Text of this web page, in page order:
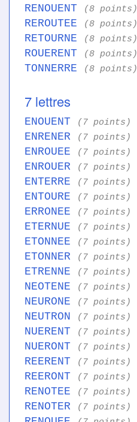
RENOUENT (8 points)
REROUTEE (8 points)
RETOURNE (8 points)
ROUERENT (8 points)
TONNERRE (8 points)
7 lettres
ENOUENT (7 points)
ENRENER (7 points)
ENROUEE (7 points)
ENROUER (7 points)
ENTERRE (7 points)
ENTOURE (7 points)
ERRONEE (7 points)
ETERNUE (7 points)
ETONNEE (7 points)
ETONNER (7 points)
ETRENNE (7 points)
NEOTENE (7 points)
NEURONE (7 points)
NEUTRON (7 points)
NUERENT (7 points)
NUERONT (7 points)
REERENT (7 points)
REERONT (7 points)
RENOTEE (7 points)
RENOTER (7 points)